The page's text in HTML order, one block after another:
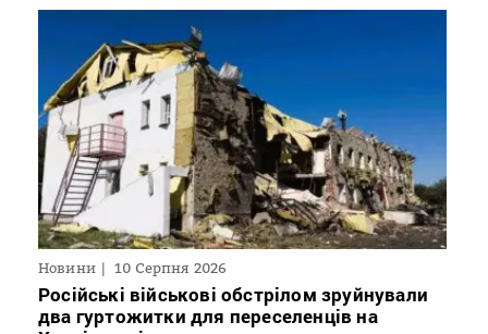
Новини 10 Серпня 2026
Російські військові обстрілом зруйнували
два гуртожитки для переселенців на